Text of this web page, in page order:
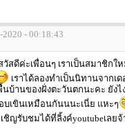
2020 - 00:18:43
สดีค่ะเพื่อนๆ เราเป็นสมาชิกให
เราได้ลองทำเป็นนิทานจากเ
บ้านของฝั่งตะวันตกนะคะ ยัง
บเขินเหมือนกันนนะเนี่ย แหะๆ
เชิญรับชมได้ที่ลิ้งค์youtubeเลยจ้